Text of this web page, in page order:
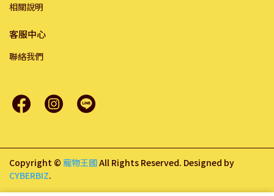
相關說明
客服中心
聯絡我們
Copyright © 寵物王國All Rights Reserved. Designed by
CYBERBIZ.